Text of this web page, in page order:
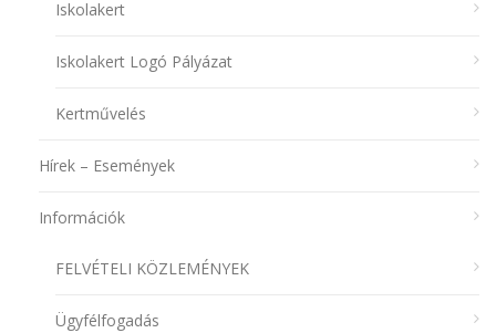
Iskolakert
Iskolakert Logó Pályázat
Kertművelés
Hírek – Események
Információk
FELVÉTELI KÖZLEMÉNYEK
Ügyfélfogadás